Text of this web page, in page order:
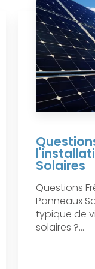
Solaires
Questions
Panneaux
typique de
solaires ?...